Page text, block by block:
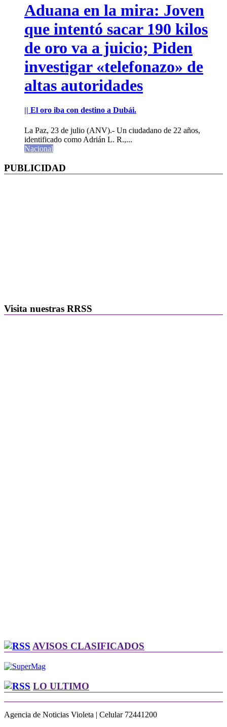
Aduana en la mira: Joven
que intentó sacar 190 kilos
de oro va a juicio; Piden
investigar «telefonazo» de
altas autoridades
|| El oro iba con destino a Dubái.
La Paz, 23 de julio (ANV).- Un ciudadano de 22 años,
identificado como Adrián L. R.,...
Nacional
PUBLICIDAD
Visita nuestras RRSS
AVISOS CLASIFICADOS
LO ULTIMO
Agencia de Noticias Violeta | Celular 72441200